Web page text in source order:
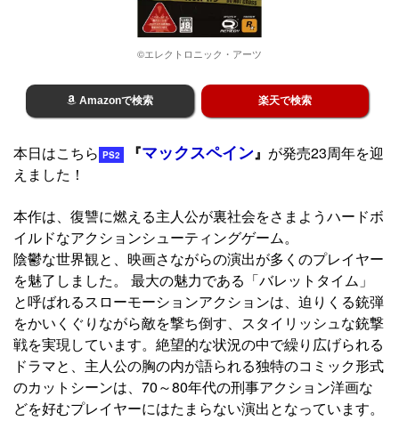
©エレクトロニック・アーツ
Amazonで検索 楽天で検索
本日はこちら PS2 『マックスペイン』 が発売23周年を迎
えました！
本作は、復讐に燃える主人公が裏社会をさまようハードボ
イルドなアクションシューティングゲーム。
陰鬱な世界観と、映画さながらの演出が多くのプレイヤー
を魅了しました。 最大の魅力である「バレットタイム」
と呼ばれるスローモーションアクションは、迫りくる銃弾
をかいくぐりながら敵を撃ち倒す、スタイリッシュな銃撃
戦を実現しています。絶望的な状況の中で繰り広げられる
ドラマと、主人公の胸の内が語られる独特のコミック形式
のカットシーンは、70～80年代の刑事アクション洋画な
どを好むプレイヤーにはたまらない演出となっています。